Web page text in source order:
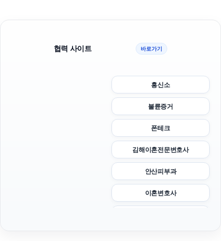
협력 사이트 바로가기
흥신소
불륜증거
폰테크
김해이혼전문변호사
안산피부과
이혼변호사